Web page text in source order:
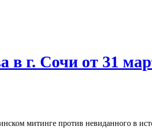
в г. Сочи от 31
митинге против невиданного в